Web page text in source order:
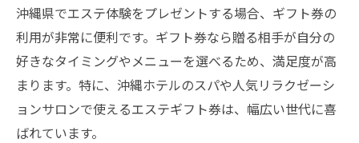
沖縄エステプレゼントの特別感とは何か
ギフト券で選ぶ上質なスパ＆エステ体験
エステプレゼントが叶える心身のリフレッ
シュ
ホテルスパギフトならではの贅沢な魅力
沖縄県でエステ体験をプレゼントする場合、ギフト券の
利用が非常に便利です。ギフト券なら贈る相手が自分の
好きなタイミングやメニューを選べるため、満足度が高
まります。特に、沖縄ホテルのスパや人気リラクゼーシ
ョンサロンで使えるエステギフト券は、幅広い世代に喜
ばれています。